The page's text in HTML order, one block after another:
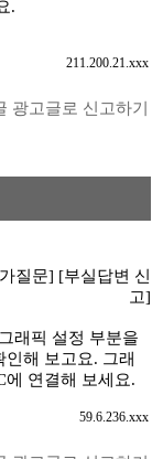
.
211.200.21.xxx
광고글로 신고하기
질문] [부실답변 신
고]
래픽 설정 부분을
해 보고요. 그래
에 연결해 보세요.
59.6.236.xxx